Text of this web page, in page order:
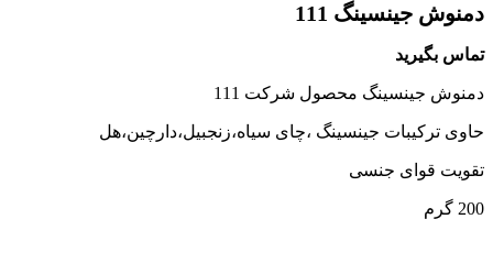
دمنوش جینسینگ 111
تماس بگیرید
دمنوش جینسینگ محصول شرکت 111
حاوی ترکیبات جینسینگ ،چای سیاه،زنجبیل،دارچین،هل
تقویت قوای جنسی
200 گرم